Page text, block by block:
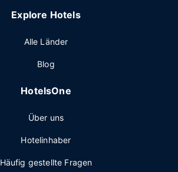
Explore Hotels
Alle Länder
Blog
HotelsOne
Über uns
Hotelinhaber
Häufig gestellte Fragen